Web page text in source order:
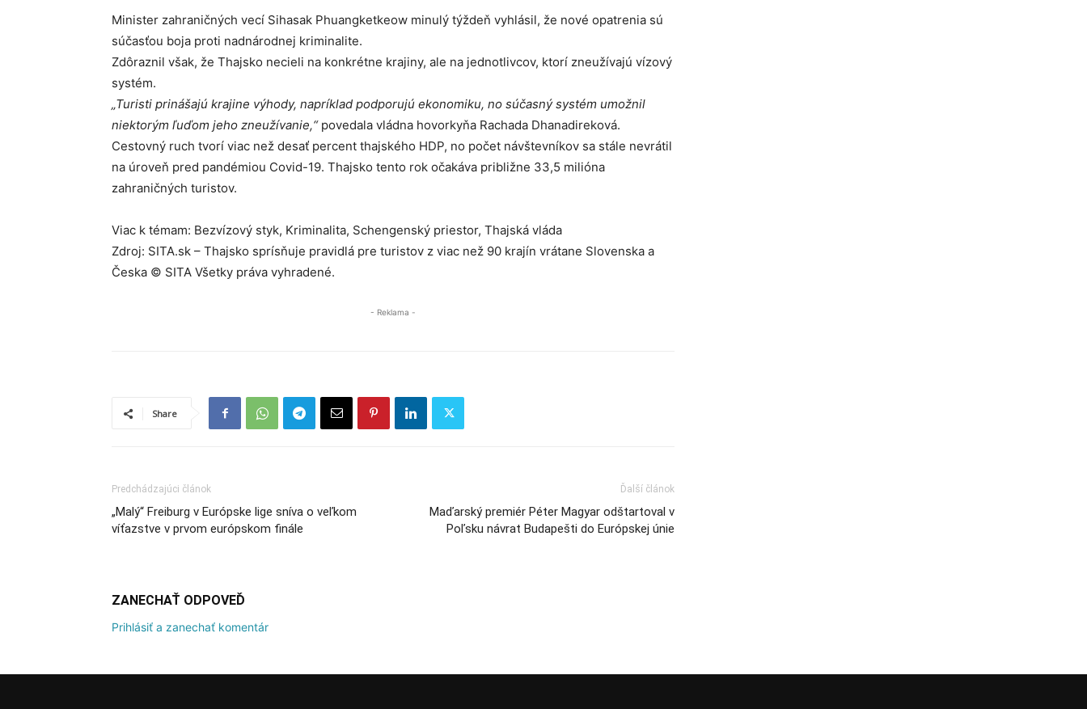
Minister zahraničných vecí Sihasak Phuangketkeow minulý týždeň vyhlásil, že nové opatrenia sú
súčasťou boja proti nadnárodnej kriminalite.
Zdôraznil však, že Thajsko necieli na konkrétne krajiny, ale na jednotlivcov, ktorí zneužívajú vízový
systém.
„Turisti prinášajú krajine výhody, napríklad podporujú ekonomiku, no súčasný systém umožnil
niektorým ľuďom jeho zneužívanie,“povedala vládna hovorkyňa Rachada Dhanadireková.
Cestovný ruch tvorí viac než desať percent thajského HDP, no počet návštevníkov sa stále nevrátil
na úroveň pred pandémiou Covid-19. Thajsko tento rok očakáva približne 33,5 milióna
zahraničných turistov.
Viac k témam: Bezvízový styk, Kriminalita, Schengenský priestor, Thajská vláda
Zdroj: SITA.sk – Thajsko sprísňuje pravidlá pre turistov z viac než 90 krajín vrátane Slovenska a
Česka © SITA Všetky práva vyhradené.
- Reklama -
Share
Predchádzajúci článok
„Malý“ Freiburg v Európske lige sníva o veľkom
víťazstve v prvom európskom finále
Ďalší článok
Maďarský premiér Péter Magyar odštartoval v
Poľsku návrat Budapešti do Európskej únie
ZANECHAŤ ODPOVEĎ
Prihlásiť a zanechať komentár